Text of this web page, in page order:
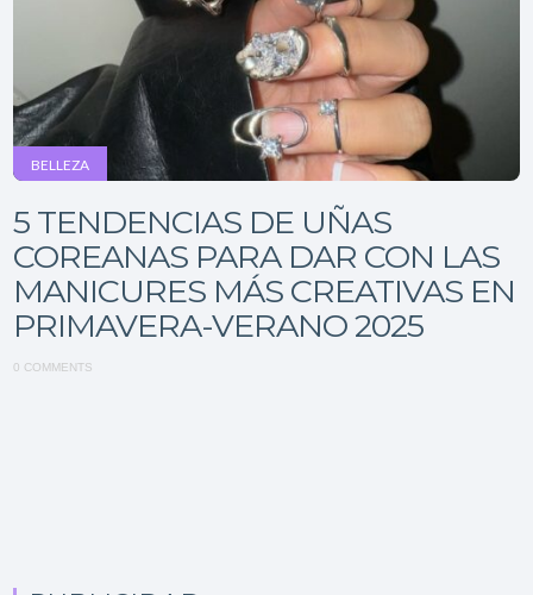
BELLEZA
5 TENDENCIAS DE UÑAS
COREANAS PARA DAR CON LAS
MANICURES MÁS CREATIVAS EN
PRIMAVERA-VERANO 2025
0 COMMENTS